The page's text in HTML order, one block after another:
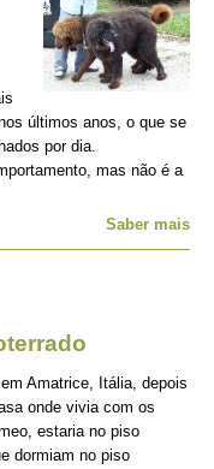
últimos anos, o que se
por dia.
mas não é a
Saber mais
Amatrice, Itália, depois
onde vivia com os
estaria no piso
dormiam no piso